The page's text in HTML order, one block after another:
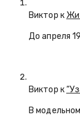
Виктор к
До апреля
Виктор к
В